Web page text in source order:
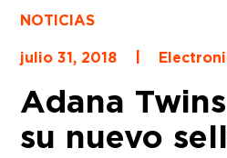
NOTICIAS
julio 31, 2018
|
Adana
su nuevo